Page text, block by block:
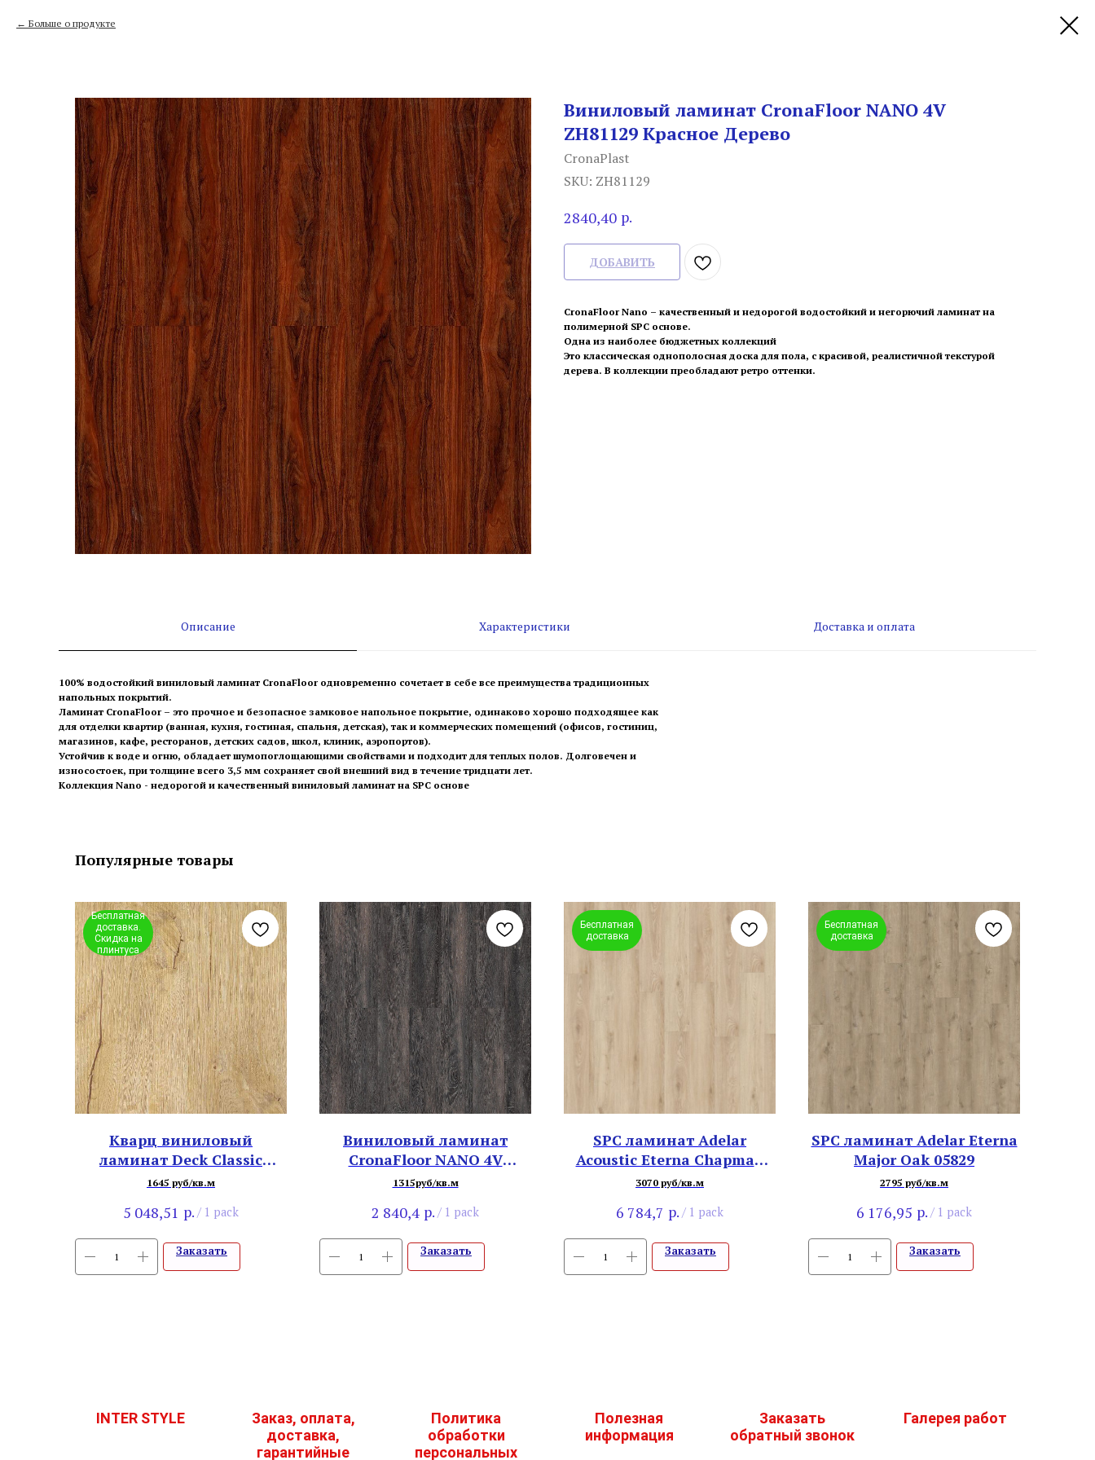
Больше о продукте
Виниловый ламинат CronaFloor NANO 4V
ZH81129 Красное Дерево
CronaPlast
SKU: ZH81129
2840,40 р.
ДОБАВИТЬ
CronaFloor Nano – качественный и недорогой водостойкий и негорючий ламинат на
полимерной SPC основе.
Одна из наиболее бюджетных коллекций
Это классическая однополосная доска для пола, с красивой, реалистичной текстурой
дерева. В коллекции преобладают ретро оттенки.
Описание Характеристики Доставка и оплата
100% водостойкий виниловый ламинат CronaFloor одновременно сочетает в себе все преимущества традиционных
напольных покрытий.
Ламинат CronaFloor – это прочное и безопасное замковое напольное покрытие, одинаково хорошо подходящее как
для отделки квартир (ванная, кухня, гостиная, спальня, детская), так и коммерческих помещений (офисов, гостиниц,
магазинов, кафе, ресторанов, детских садов, школ, клиник, аэропортов).
Устойчив к воде и огню, обладает шумопоглощающими свойствами и подходит для теплых полов. Долговечен и
износостоек, при толщине всего 3,5 мм сохраняет свой внешний вид в течение тридцати лет.
Коллекция Nano - недорогой и качественный виниловый ламинат на SPC основе
Популярные товары
Бесплатная
доставка.
Скидка на
плинтуса
Кварц виниловый
ламинат Deck Classic
SPC011652 Дуб Кавказский
1645 руб/кв.м
5 048,51 р. / 1 pack
Заказать
Виниловый ламинат
CronaFloor NANO 4V
ZH81112 Дуб Мореный
1315руб/кв.м
2 840,4 р. / 1 pack
Заказать
Бесплатная
доставка
SPC ламинат Adelar
Acoustic Eterna Chapman
Oak 05321
3070 руб/кв.м
6 784,7 р. / 1 pack
Заказать
Бесплатная
доставка
SPC ламинат Adelar Eterna
Major Oak 05829
2795 руб/кв.м
6 176,95 р. / 1 pack
Заказать
INTER STYLE
Заказ, оплата,
доставка,
гарантийные
Политика
обработки
персональных
Полезная
информация
Заказать
обратный звонок
Галерея работ